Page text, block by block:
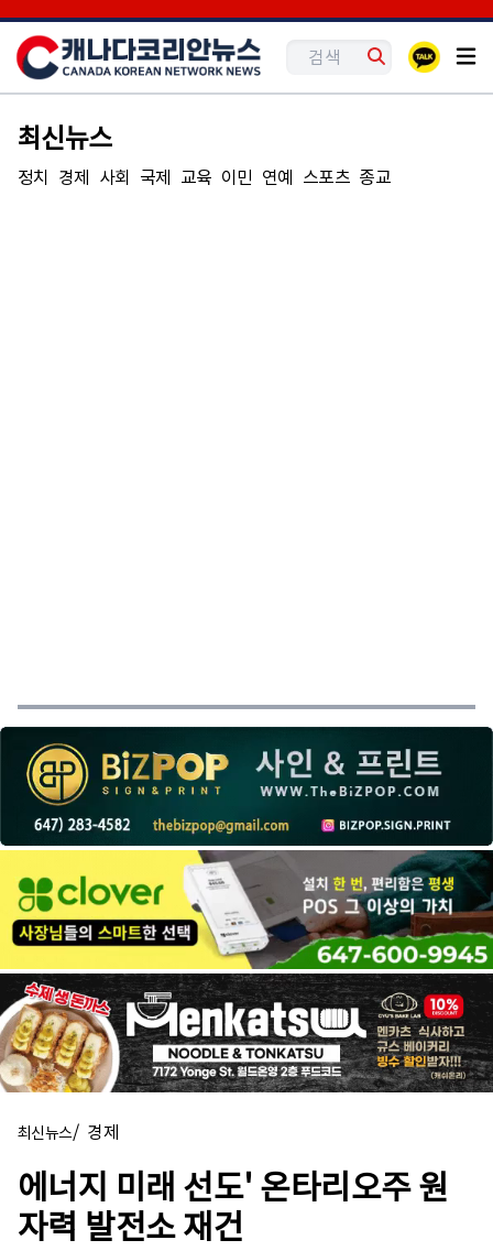
최신뉴스
정치 경제 사회 국제 교육 이민 연예 스포츠 종교
최신뉴스/ 경제
에너지 미래 선도' 온타리오주 원
자력 발전소 재건